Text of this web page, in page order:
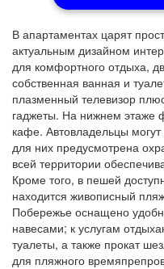
В апартаментах царят
актуальным дизайном
для комфортного отдыха,
собственная ванная и
плазменный телевизор
гаджеты. На нижнем этаже
кафе. Автовладельцы
для них предусмотрена
всей территории
Кроме того, в пешей
находится живописный
Побережье оснащено
навесами; к услугам
туалеты, а также прокат
для пляжного